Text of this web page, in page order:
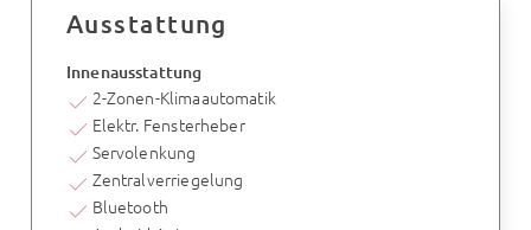
Ausstattung
Innenausstattung
2-Zonen-Klimaautomatik
Elektr. Fensterheber
Servolenkung
Zentralverriegelung
Bluetooth